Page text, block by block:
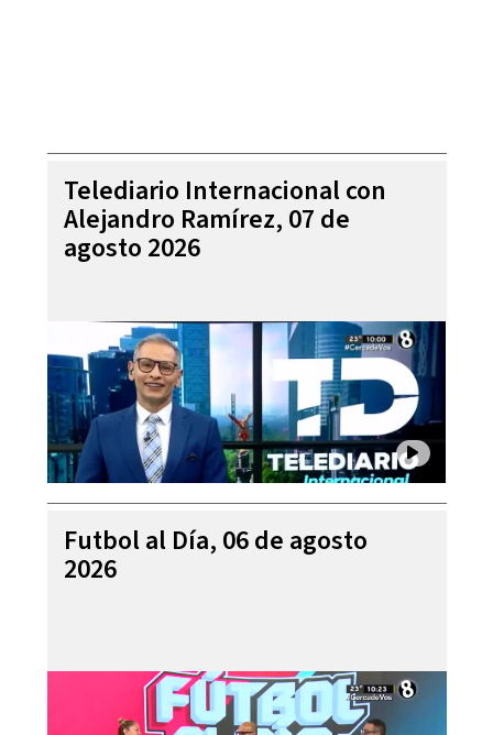
Telediario Internacional con
Alejandro Ramírez, 07 de
agosto 2026
Futbol al Día, 06 de agosto
2026